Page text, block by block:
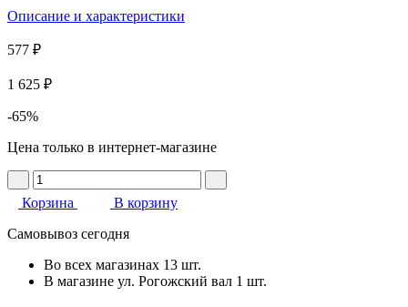
Описание и характеристики
577 ₽
1 625 ₽
-65%
Цена только в интернет-магазине
Корзина
В корзину
Самовывоз сегодня
Во всех магазинах 13 шт.
В магазине ул. Рогожский вал 1 шт.